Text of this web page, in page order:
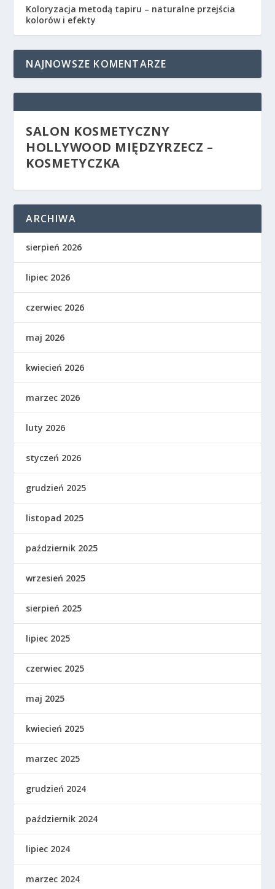
Koloryzacja metodą tapiru – naturalne przejścia
kolorów i efekty
NAJNOWSZE KOMENTARZE
SALON KOSMETYCZNY
HOLLYWOOD MIĘDZYRZECZ –
KOSMETYCZKA
ARCHIWA
sierpień 2026
lipiec 2026
czerwiec 2026
maj 2026
kwiecień 2026
marzec 2026
luty 2026
styczeń 2026
grudzień 2025
listopad 2025
październik 2025
wrzesień 2025
sierpień 2025
lipiec 2025
czerwiec 2025
maj 2025
kwiecień 2025
marzec 2025
grudzień 2024
październik 2024
lipiec 2024
marzec 2024